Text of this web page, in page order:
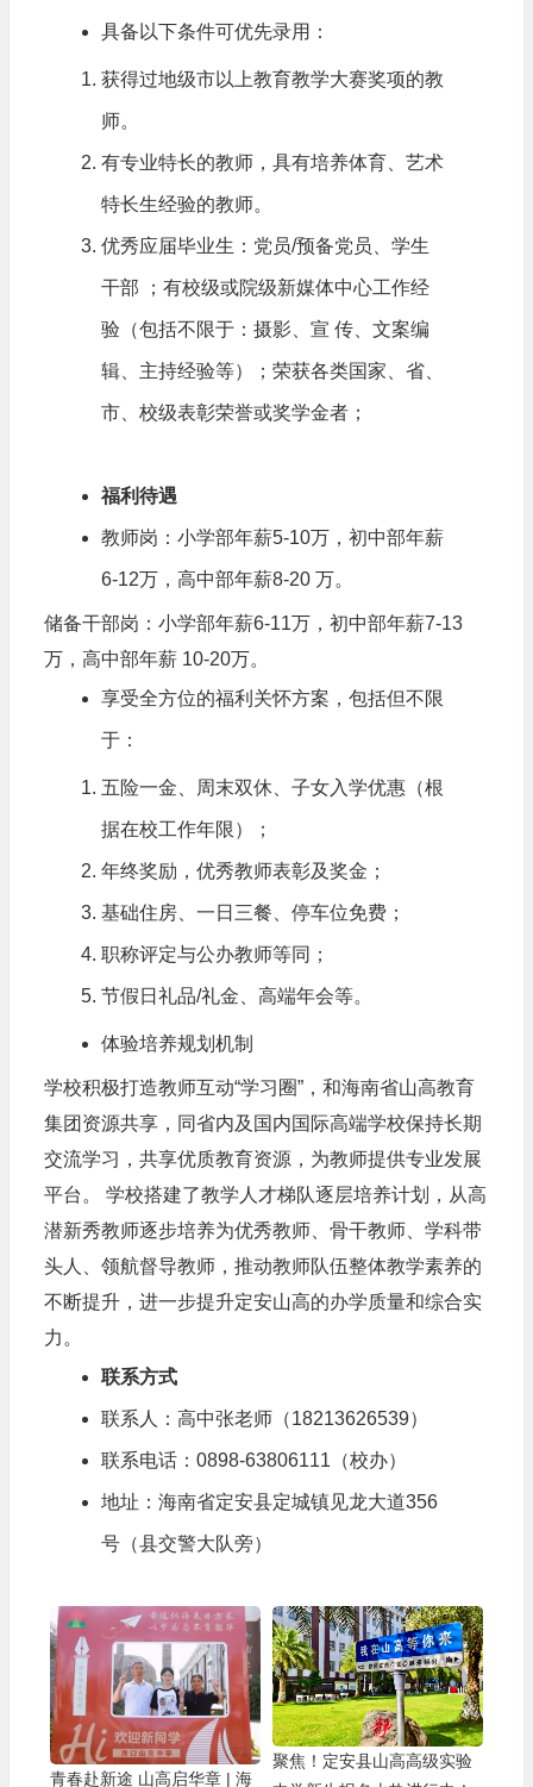
具备以下条件可优先录用：
获得过地级市以上教育教学大赛奖项的教
师。
有专业特长的教师，具有培养体育、艺术
特长生经验的教师。
优秀应届毕业生：党员/预备党员、学生
干部 ；有校级或院级新媒体中心工作经
验（包括不限于：摄影、宣 传、文案编
辑、主持经验等）；荣获各类国家、省、
市、校级表彰荣誉或奖学金者；
福利待遇
教师岗：小学部年薪5-10万，初中部年薪
6-12万，高中部年薪8-20 万。
储备干部岗：小学部年薪6-11万，初中部年薪7-13
万，高中部年薪 10-20万。
享受全方位的福利关怀方案，包括但不限
于：
五险一金、周末双休、子女入学优惠（根
据在校工作年限）；
年终奖励，优秀教师表彰及奖金；
基础住房、一日三餐、停车位免费；
职称评定与公办教师等同；
节假日礼品/礼金、高端年会等。
体验培养规划机制
学校积极打造教师互动“学习圈”，和海南省山高教育
集团资源共享，同省内及国内国际高端学校保持长期
交流学习，共享优质教育资源，为教师提供专业发展
平台。 学校搭建了教学人才梯队逐层培养计划，从高
潜新秀教师逐步培养为优秀教师、骨干教师、学科带
头人、领航督导教师，推动教师队伍整体教学素养的
不断提升，进一步提升定安山高的办学质量和综合实
力。
联系方式
联系人：高中张老师（18213626539）
联系电话：0898-63806111（校办）
地址：海南省定安县定城镇见龙大道356
号（县交警大队旁）
青春赴新途 山高启华章 | 海
聚焦！定安县山高高级实验